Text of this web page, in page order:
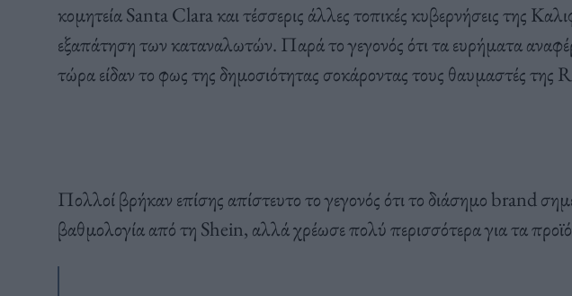
κομητεία Santa Clara και τέσσερις άλλες τοπικές κυβερνήσεις της
εξαπάτηση των καταναλωτών. Παρά το γεγονός ότι τα ευρήματα
τώρα είδαν το φως της δημοσιότητας σοκάροντας τους θαυμαστές της
Πολλοί βρήκαν επίσης απίστευτο το γεγονός ότι το διάσημο brand
βαθμολογία από τη Shein, αλλά χρέωσε πολύ περισσότερα για τα